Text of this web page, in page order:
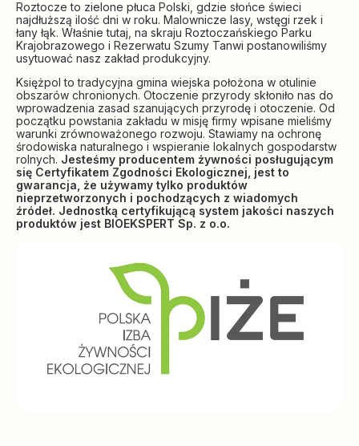
Roztocze to zielone płuca Polski, gdzie słońce świeci
najdłuższą ilość dni w roku. Malownicze lasy, wstęgi rzek i
łany łąk. Właśnie tutaj, na skraju Roztoczańskiego Parku
Krajobrazowego i Rezerwatu Szumy Tanwi postanowiliśmy
usytuować nasz zakład produkcyjny.
Księżpol to tradycyjna gmina wiejska położona w otulinie
obszarów chronionych. Otoczenie przyrody skłoniło nas do
wprowadzenia zasad szanujących przyrodę i otoczenie. Od
początku powstania zakładu w misję firmy wpisane mieliśmy
warunki zrównoważonego rozwoju. Stawiamy na ochronę
środowiska naturalnego i wspieranie lokalnych gospodarstw
rolnych. Jesteśmy producentem żywności posługującym
się Certyfikatem Zgodności Ekologicznej, jest to
gwarancja, że używamy tylko produktów
nieprzetworzonych i pochodzących z wiadomych
źródeł. Jednostką certyfikującą system jakości naszych
produktów jest BIOEKSPERT Sp. z o.o.